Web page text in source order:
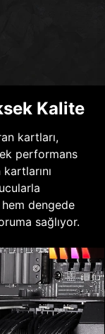
Kalite
kartları,
performans
hem dengede
sağlıyor.